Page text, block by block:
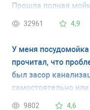
Прошла полная
Вопрос:какие меры
случиться.
подумала, что
спасибо!
32961 4,9
У меня
прочитал, что
был засор
самостоятельно
мастера?
9802 4,6